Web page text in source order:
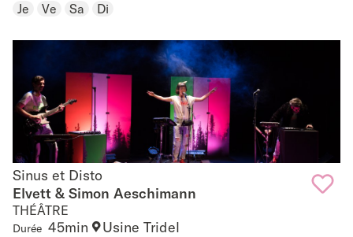
Je Ve Sa Di
Sinus et Disto
Sinus et Disto
Elvett & Simon Aeschimann
THÉÂTRE
Durée 45min Usine Tridel